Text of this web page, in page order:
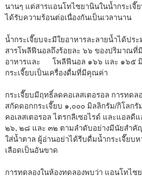
นานๆ แต่สารแอนโทไซยานินในน้ำกระเจี๊
ได้รับความร้อนต่อเนื่องกันเป็นเวลานาน
น้ำกระเจี๊ยบจะมีใยอาหารละลายน้ำได้ปร
สารโพลีฟีนอลถึงร้อยละ ๖๖ ของปริมาณที่
อาหารและ โพลีฟีนอล ๑๖๖ และ ๑๖๕ มิ
กระเจี๊ยบเป็นเครื่องดื่มที่มีคุณค่า
กระเจี๊ยบมีฤทธิ์ลดคอเลสเตอรอล การทดล
สกัดดอกกระเจี๊ยบ ๑,๐๐๐ มิลลิกรัม/กิโลก
คอเลสเตอรอล ไตรกลีเซอไรด์ และแอลดี
๒๖, ๒๘ และ ๓๒ ตามลำดับอย่างมีนัยสำคั
ใส่น้ำตาล ผู้อ่านอย่าได้รีบดื่มน้ำกระเจี๊ยบ
เลือดเป็นอันขาด
การทดลองในห้องทดลองพบว่า แอนโทไซ